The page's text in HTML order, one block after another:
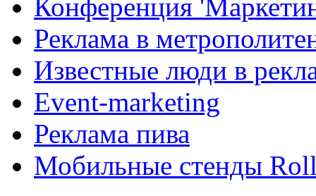
Конференция
Реклама в
Известные люди в
Event-marketing
Реклама пива
Мобильные стенды